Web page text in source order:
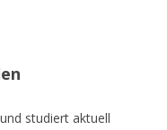
studiert aktuell